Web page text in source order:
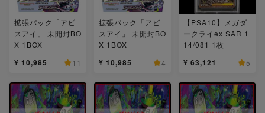
拡張パック「アビ
スアイ」 未開封BO
X 1BOX
¥ 10,985 11
拡張パック「アビ
スアイ」 未開封BO
X 1BOX
¥ 10,985 4
【PSA10】メガダ
ークライex SAR 1
14/081 1枚
¥ 63,121 5